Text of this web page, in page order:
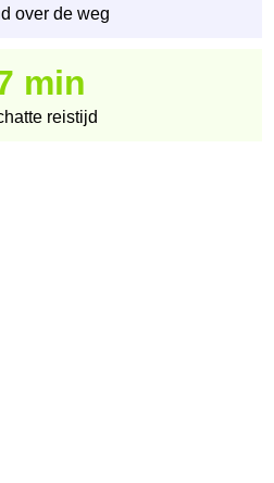
over de weg
min
reistijd